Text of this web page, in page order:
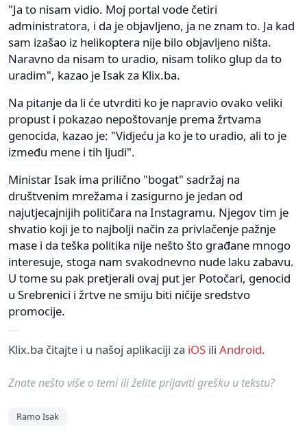
"Ja to nisam vidio. Moj portal vode četiri
administratora, i da je objavljeno, ja ne znam to. Ja kad
sam izašao iz helikoptera nije bilo objavljeno ništa.
Naravno da nisam to uradio, nisam toliko glup da to
uradim", kazao je Isak za Klix.ba.
Na pitanje da li će utvrditi ko je napravio ovako veliki
propust i pokazao nepoštovanje prema žrtvama
genocida, kazao je: "Vidjeću ja ko je to uradio, ali to je
između mene i tih ljudi".
Ministar Isak ima prilično "bogat" sadržaj na
društvenim mrežama i zasigurno je jedan od
najutjecajnijih političara na Instagramu. Njegov tim je
shvatio koji je to najbolji način za privlačenje pažnje
mase i da teška politika nije nešto što građane mnogo
interesuje, stoga nam svakodnevno nude laku zabavu.
U tome su pak pretjerali ovaj put jer Potočari, genocid
u Srebrenici i žrtve ne smiju biti ničije sredstvo
promocije.
Klix.ba čitajte i u našoj aplikaciji za iOS ili Android.
Znate nešto više o temi ili želite prijaviti grešku u tekstu?
Ramo Isak